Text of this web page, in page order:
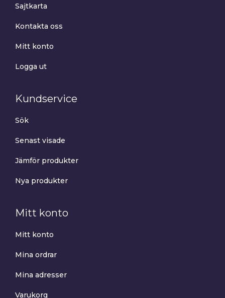
Sajtkarta
Kontakta oss
Mitt konto
Logga ut
Kundservice
Sök
Senast visade
Jämför produkter
Nya produkter
Mitt konto
Mitt konto
Mina ordrar
Mina adresser
Varukorg